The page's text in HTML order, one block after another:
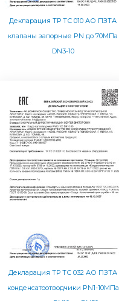
Декларация ТР ТС 010 АО ПЗТА
клапаны запорные PN до 70МПа
DN3-10
Декларация ТР ТС 032 АО ПЗТА
конденсатоотводчики PN1-10МПа